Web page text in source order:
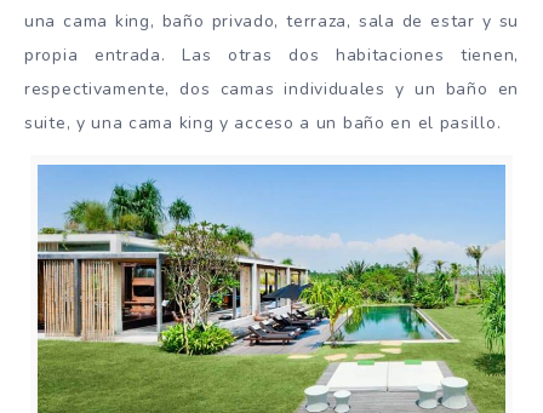
una cama king, baño privado, terraza, sala de estar y su
propia entrada. Las otras dos habitaciones tienen,
respectivamente, dos camas individuales y un baño en
suite, y una cama king y acceso a un baño en el pasillo.